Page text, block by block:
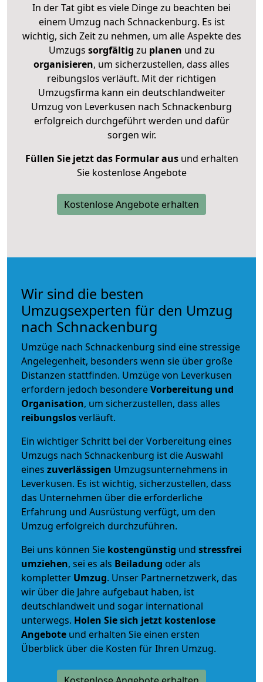
In der Tat gibt es viele Dinge zu beachten bei
einem Umzug nach Schnackenburg. Es ist
wichtig, sich Zeit zu nehmen, um alle Aspekte des
Umzugs sorgfältig zu planen und zu
organisieren, um sicherzustellen, dass alles
reibungslos verläuft. Mit der richtigen
Umzugsfirma kann ein deutschlandweiter
Umzug von Leverkusen nach Schnackenburg
erfolgreich durchgeführt werden und dafür
sorgen wir.
Füllen Sie jetzt das Formular ausund erhalten
Sie kostenlose Angebote
Kostenlose Angebote erhalten
Wir sind die besten
Umzugsexperten für den Umzug
nach Schnackenburg
Umzüge nach Schnackenburg sind eine stressige
Angelegenheit, besonders wenn sie über große
Distanzen stattfinden. Umzüge von Leverkusen
erfordern jedoch besondereVorbereitung und
Organisation, um sicherzustellen, dass alles
reibungslosverläuft.
Ein wichtiger Schritt bei der Vorbereitung eines
Umzugs nach Schnackenburg ist die Auswahl
eines zuverlässigen Umzugsunternehmens in
Leverkusen. Es ist wichtig, sicherzustellen, dass
das Unternehmen über die erforderliche
Erfahrung und Ausrüstung verfügt, um den
Umzug erfolgreich durchzuführen.
Bei uns können Sie kostengünstig und stressfrei
umziehen, sei es als Beiladung oder als
kompletter Umzug. Unser Partnernetzwerk, das
wir über die Jahre aufgebaut haben, ist
deutschlandweit und sogar international
unterwegs. Holen Sie sich jetzt kostenlose
Angebote und erhalten Sie einen ersten
Überblick über die Kosten für Ihren Umzug.